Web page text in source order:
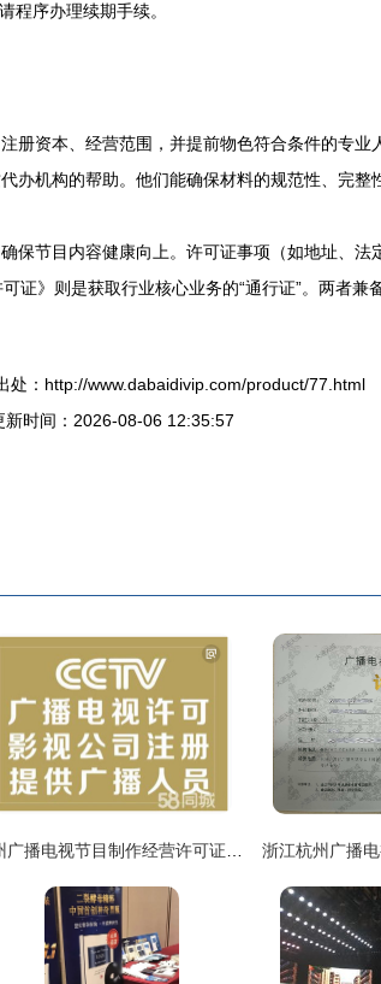
程序办理续期手续。
册资本、经营范围，并提前物色符合条件的专业
办机构的帮助。他们能确保材料的规范性、完
保节目内容健康向上。许可证事项（如地址、
证》则是获取行业核心业务的“通行证”。两者
处：http://www.dabaidivip.com/product/77.html
新时间：2026-08-06 12:35:57